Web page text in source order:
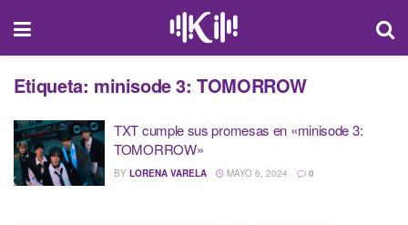
Etiqueta: minisode 3: TOMORROW
TXT cumple sus promesas en «minisode 3:
TOMORROW»
BY LORENA VARELA MAYO 6, 2024 0